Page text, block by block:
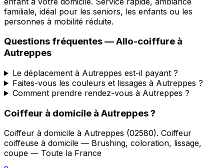
familiale, idéal pour les seniors, les enfants ou les
personnes à mobilité réduite.
Questions fréquentes —Allo-coiffure à
Autreppes
Le déplacement à Autreppes est-il payant ?
Faites-vous les couleurs et lissages à Autreppes ?
Comment prendre rendez-vous à Autreppes ?
Coiffeur à domicile à Autreppes?
Coiffeur à domicile à Autreppes (02580). Coiffeur
coiffeuse à domicile — Brushing, coloration, lissage,
coupe — Toute la France